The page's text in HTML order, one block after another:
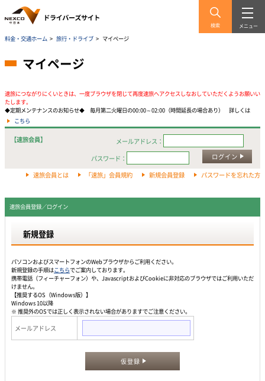
検索 メニュー
料金・交通ホーム > 旅行・ドライブ > マイページ
マイページ
速旅につながりにくいときは、一度ブラウザを閉じて再度速旅へアクセスしなおしていただくようお願いい
たします。
◆定期メンテナンスのお知らせ◆ 毎月第二火曜日の00:00～02:00（時間延長の場合あり） 詳しくは
こちら
【速旅会員】
メールアドレス：
パスワード：
ログイン
速旅会員とは 「速旅」会員規約 新規会員登録 パスワードを忘れた方
速旅会員登録／ログイン
新規登録
パソコンおよびスマートフォンのWebプラウザからご利用ください。
新規登録の手順はこちらでご案内しております。
携帯電話（フィーチャーフォン）や、JavascriptおよびCookieに非対応のブラウザではご利用いただ
けません。
【推奨するOS（Windows版）】
Windows 10以降
※ 推奨外のOSでは正しく表示されない場合がありますでご注意ください。
メールアドレス
仮登録